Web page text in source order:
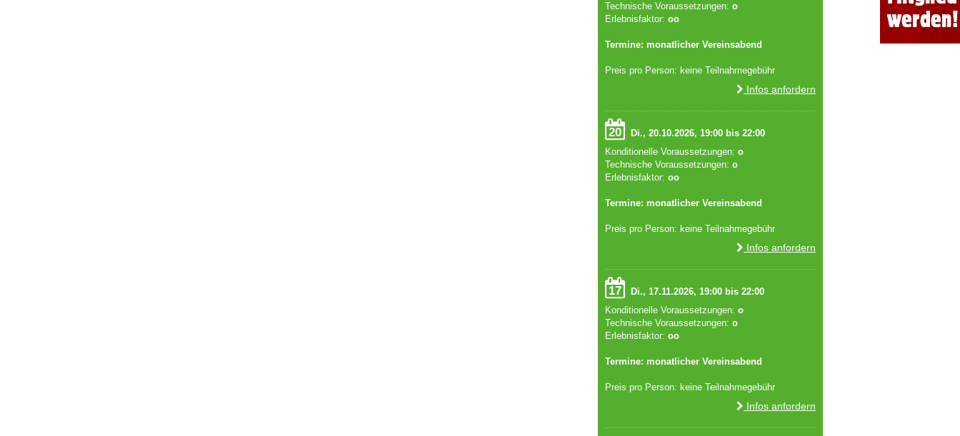
Technische Voraussetzungen: o
Erlebnisfaktor: oo
Termine: monatlicher Vereinsabend
Preis pro Person: keine Teilnahmegebühr
Infos anfordern
20
Di., 20.10.2026, 19:00 bis 22:00
Konditionelle Voraussetzungen: o
Technische Voraussetzungen: o
Erlebnisfaktor: oo
Termine: monatlicher Vereinsabend
Preis pro Person: keine Teilnahmegebühr
Infos anfordern
17
Di., 17.11.2026, 19:00 bis 22:00
Konditionelle Voraussetzungen: o
Technische Voraussetzungen: o
Erlebnisfaktor: oo
Termine: monatlicher Vereinsabend
Preis pro Person: keine Teilnahmegebühr
Infos anfordern